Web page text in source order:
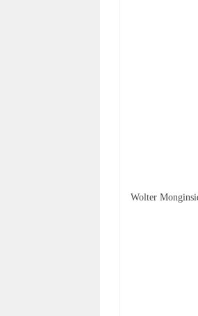
Wolter